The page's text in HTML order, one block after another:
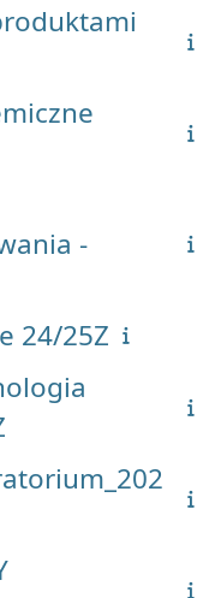
-
24/25Z